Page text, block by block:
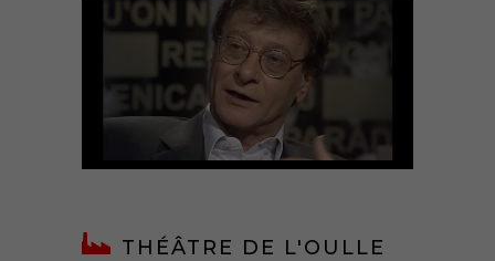
THÉÂTRE DE L'OULLE